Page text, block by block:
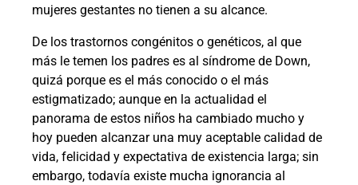
mujeres gestantes no tienen a su alcance.
De los trastornos congénitos o genéticos, al que
más le temen los padres es al síndrome de Down,
quizá porque es el más conocido o el más
estigmatizado; aunque en la actualidad el
panorama de estos niños ha cambiado mucho y
hoy pueden alcanzar una muy aceptable calidad de
vida, felicidad y expectativa de existencia larga; sin
embargo, todavía existe mucha ignorancia al